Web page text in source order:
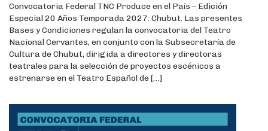
Convocatoria Federal TNC Produce en el País – Edición
Especial 20 Años Temporada 2027: Chubut. Las presentes
Bases y Condiciones regulan la convocatoria del Teatro
Nacional Cervantes, en conjunto con la Subsecretaría de
Cultura de Chubut, dirigida a directores y directoras
teatrales para la selección de proyectos escénicos a
estrenarse en el Teatro Español de […]